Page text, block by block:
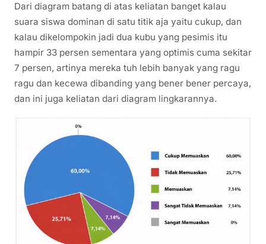
Dari diagram batang di atas keliatan banget kalau
suara siswa dominan di satu titik aja yaitu cukup, dan
kalau dikelompokin jadi dua kubu yang pesimis itu
hampir 33 persen sementara yang optimis cuma sekitar
7 persen, artinya mereka tuh lebih banyak yang ragu
ragu dan kecewa dibanding yang bener bener percaya,
dan ini juga keliatan dari diagram lingkarannya.